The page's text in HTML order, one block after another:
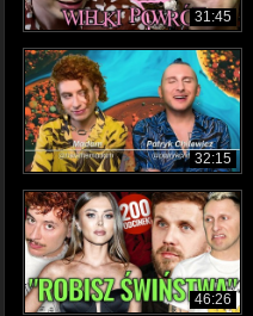
31:45
32:15
46:26